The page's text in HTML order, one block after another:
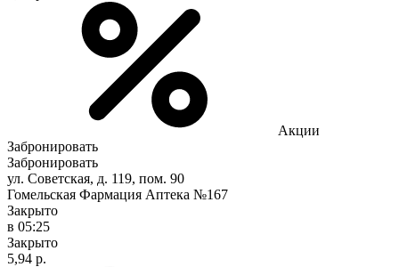
Акции
Забронировать
Забронировать
ул. Советская, д. 119, пом. 90
Гомельская Фармация Аптека №167
Закрыто
в 05:25
Закрыто
5,94 р.